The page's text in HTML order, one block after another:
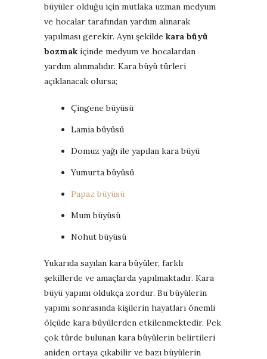
büyüler olduğu için mutlaka uzman medyum
ve hocalar tarafından yardım alınarak
yapılması gerekir. Aynı şekilde kara büyü
bozmak içinde medyum ve hocalardan
yardım alınmalıdır. Kara büyü türleri
açıklanacak olursa;
Çingene büyüsü
Lamia büyüsü
Domuz yağı ile yapılan kara büyü
Yumurta büyüsü
Papaz büyüsü
Mum büyüsü
Nohut büyüsü
Yukarıda sayılan kara büyüler, farklı
şekillerde ve amaçlarda yapılmaktadır. Kara
büyü yapımı oldukça zordur. Bu büyülerin
yapımı sonrasında kişilerin hayatları önemli
ölçüde kara büyülerden etkilenmektedir. Pek
çok türde bulunan kara büyülerin belirtileri
aniden ortaya çıkabilir ve bazı büyülerin